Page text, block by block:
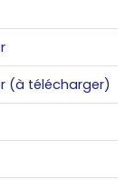
H5P
(à télécharger)